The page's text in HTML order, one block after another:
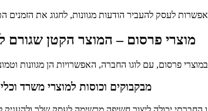
לעסק להעביר הודעות מגוונות, לחגוג את הזמנים
מוצרי פרסום – המוצר הקטן שגורם
במוצרי פרסום, עם לוגו החברה, האפשרויות הן מגוונות
מבקבוקים וכוסות למוצרי משרד